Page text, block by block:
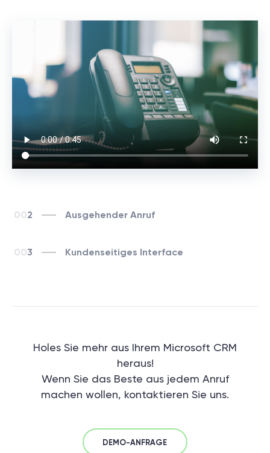
2 Ausgehender Anruf
3 Kundenseitiges Interface
Holes Sie mehr aus Ihrem Microsoft CRM
heraus!
Wenn Sie das Beste aus jedem Anruf
machen wollen, kontaktieren Sie uns.
DEMO-ANFRAGE